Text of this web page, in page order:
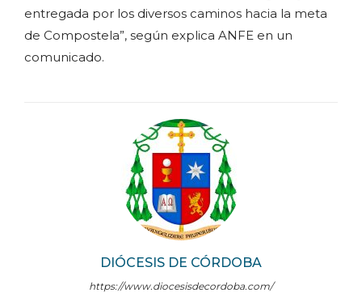
DIÓCESIS DE CÓRDOBA
https://www.diocesisdecordoba.com/
entregada por los diversos caminos hacia la meta
de Compostela”, según explica ANFE en un
comunicado.